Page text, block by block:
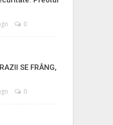
0
SE FRÂNG,
0